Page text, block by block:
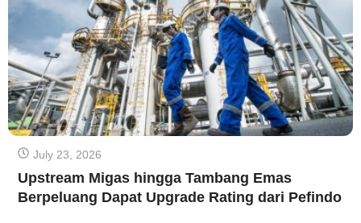
July 23, 2026
Upstream Migas hingga Tambang Emas
Berpeluang Dapat Upgrade Rating dari Pefindo